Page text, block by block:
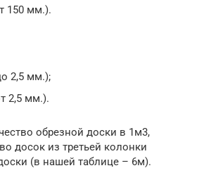
150 мм.).
2,5 мм.);
2,5 мм.).
обрезной доски в 1м3,
досок из третьей колонки
(в нашей таблице – 6м).